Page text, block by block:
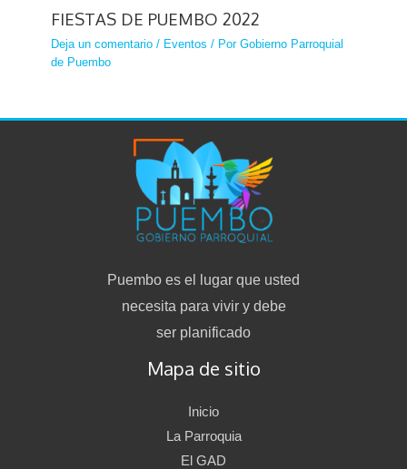
FIESTAS DE PUEMBO 2022
Deja un comentario / Eventos / PorGobierno Parroquial
de Puembo
Puembo es el lugar que usted
necesita para vivir y debe
ser planificado
Mapa de sitio
Inicio
La Parroquia
El GAD